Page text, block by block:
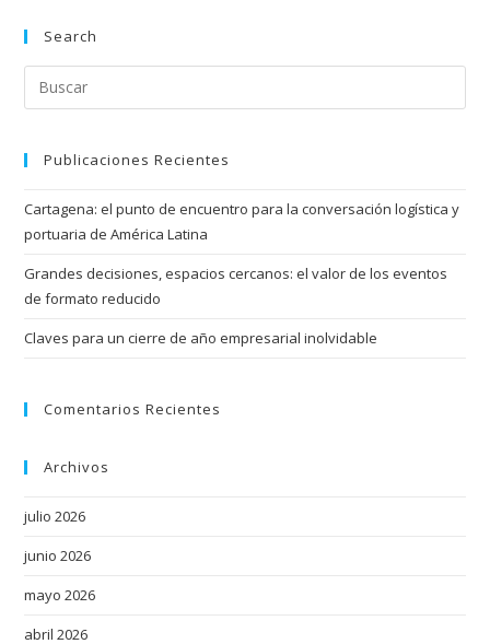
Search
Publicaciones Recientes
Cartagena: el punto de encuentro para la conversación logística y
portuaria de América Latina
Grandes decisiones, espacios cercanos: el valor de los eventos
de formato reducido
Claves para un cierre de año empresarial inolvidable
Comentarios Recientes
Archivos
julio 2026
junio 2026
mayo 2026
abril 2026